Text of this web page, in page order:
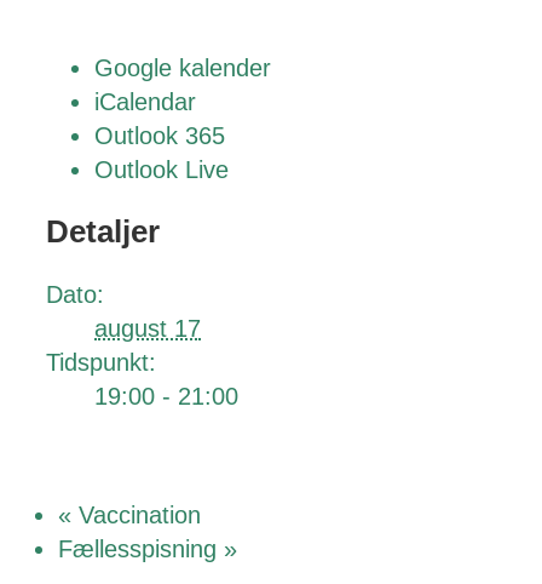
Google kalender
iCalendar
Outlook 365
Outlook Live
Detaljer
Dato:
august 17
Tidspunkt:
19:00 - 21:00
« Vaccination
Fællesspisning »